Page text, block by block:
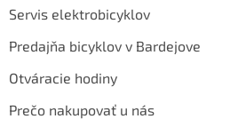
Servis elektrobicyklov
Predajňa bicyklov v Bardejove
Otváracie hodiny
Prečo nakupovať u nás